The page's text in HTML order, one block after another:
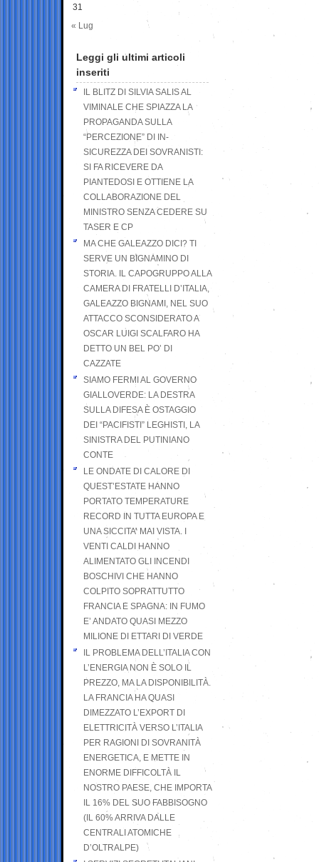
31
« Lug
Leggi gli ultimi articoli
inseriti
IL BLITZ DI SILVIA SALIS AL
VIMINALE CHE SPIAZZA LA
PROPAGANDA SULLA
“PERCEZIONE” DI IN-
SICUREZZA DEI SOVRANISTI:
SI FA RICEVERE DA
PIANTEDOSI E OTTIENE LA
COLLABORAZIONE DEL
MINISTRO SENZA CEDERE SU
TASER E CP
MA CHE GALEAZZO DICI? TI
SERVE UN BIGNAMINO DI
STORIA. IL CAPOGRUPPO ALLA
CAMERA DI FRATELLI D’ITALIA,
GALEAZZO BIGNAMI, NEL SUO
ATTACCO SCONSIDERATO A
OSCAR LUIGI SCALFARO HA
DETTO UN BEL PO’ DI
CAZZATE
SIAMO FERMI AL GOVERNO
GIALLOVERDE: LA DESTRA
SULLA DIFESA È OSTAGGIO
DEI “PACIFISTI” LEGHISTI, LA
SINISTRA DEL PUTINIANO
CONTE
LE ONDATE DI CALORE DI
QUEST’ESTATE HANNO
PORTATO TEMPERATURE
RECORD IN TUTTA EUROPA E
UNA SICCITA’ MAI VISTA. I
VENTI CALDI HANNO
ALIMENTATO GLI INCENDI
BOSCHIVI CHE HANNO
COLPITO SOPRATTUTTO
FRANCIA E SPAGNA: IN FUMO
E’ ANDATO QUASI MEZZO
MILIONE DI ETTARI DI VERDE
IL PROBLEMA DELL’ITALIA CON
L’ENERGIA NON È SOLO IL
PREZZO, MA LA DISPONIBILITÀ.
LA FRANCIA HA QUASI
DIMEZZATO L’EXPORT DI
ELETTRICITÀ VERSO L’ITALIA
PER RAGIONI DI SOVRANITÀ
ENERGETICA, E METTE IN
ENORME DIFFICOLTÀ IL
NOSTRO PAESE, CHE IMPORTA
IL 16% DEL SUO FABBISOGNO
(IL 60% ARRIVA DALLE
CENTRALI ATOMICHE
D’OLTRALPE)